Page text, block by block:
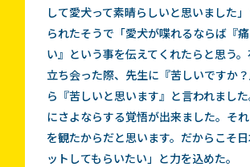
して愛犬って素晴らしいと思いました
られたそうで「愛犬が喋れるならば『
い』という事を伝えてくれたらと思う
立ち会った際、先生に『苦しいですか
ら『苦しいと思います』と言われまし
にさよならする覚悟が出来ました。そ
を観たからだと思います。だからこそ
ットしてもらいたい」と力を込めた。